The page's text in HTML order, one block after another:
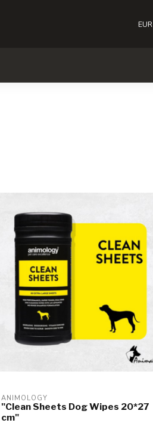
EUR
ANIMOLOGY
"Clean Sheets Dog Wipes 20*27
cm"